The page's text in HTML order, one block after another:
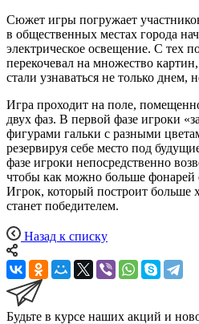
Сюжет игры погружает
в общественных местах города
электрическое освещение. С тех
перекочевал на множество
стали узнаваться не только днем,
Игра проходит на поле,
двух фаз. В первой фазе игроки
фигурами гальки с разными
резервируя себе место под
фазе игроки непосредственно
чтобы как можно больше фонарей
Игрок, который построит больше
станет победителем.
Назад к списку
Будьте в курсе наших акций и